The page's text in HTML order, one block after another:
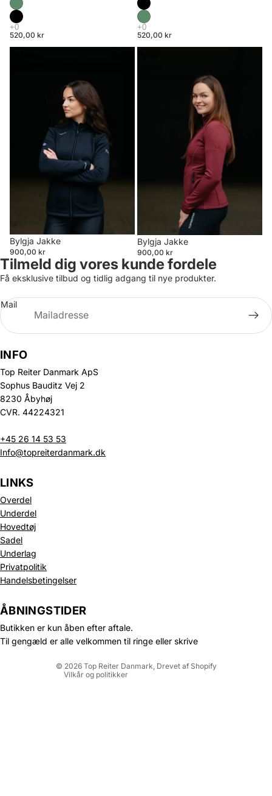
520,00 kr 520,00 kr
Bylgja Jakke
900,00 kr
Bylgja Jakke
900,00 kr
Tilmeld dig vores kunde fordele
Få eksklusive tilbud og tidlig adgang til nye produkter.
Mail
INFO
Top Reiter Danmark ApS
Sophus Bauditz Vej 2
8230 Åbyhøj
CVR. 44224321
+45 26 14 53 53
Info@topreiterdanmark.dk
LINKS
Overdel
Underdel
Hovedtøj
Sadel
Underlag
Privatpolitik
Handelsbetingelser
ÅBNINGSTIDER
Butikken er kun åben efter aftale.
Til gengæld er alle velkommen til ringe eller skrive
© 2026 Top Reiter Danmark , Drevet af Shopify
Vilkår og politikker
Politik om beskyttelse af persondata
Refusionspolitik
Leveringspolitik
Kontaktinformation